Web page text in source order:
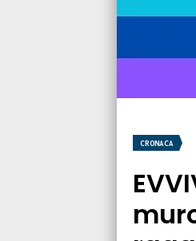
CRONACA